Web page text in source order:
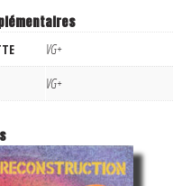
VG+
VG+